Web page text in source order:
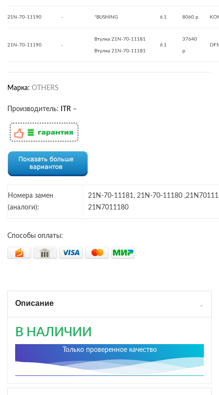
21N-70-11190 - *BUSHING 6.1 8060 р.
21N-70-11190 -
Втулка 21N-70-11181
Втулка 21N-70-11181
6.1
37640
р.
Марка: OTHERS
Производитель: ITR –
Номера замен
(аналоги):
21N-70-11181, 21N-70-11180
21N7011180
Способы оплаты:
Описание
В НАЛИЧИИ
Только проверенное качество